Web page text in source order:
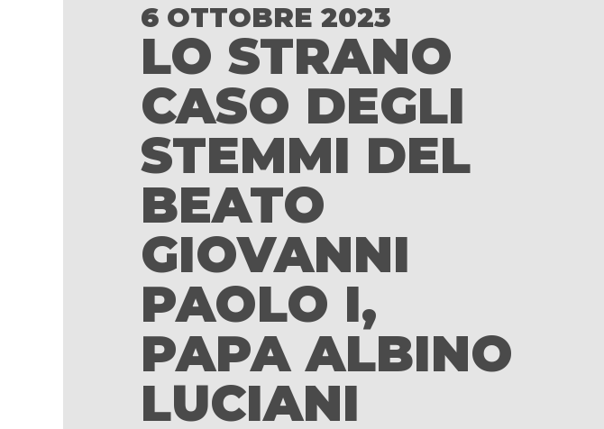
6 OTTOBRE 2023
LO STRANO
CASO DEGLI
STEMMI DEL
BEATO
GIOVANNI
PAOLO I,
PAPA ALBINO
LUCIANI